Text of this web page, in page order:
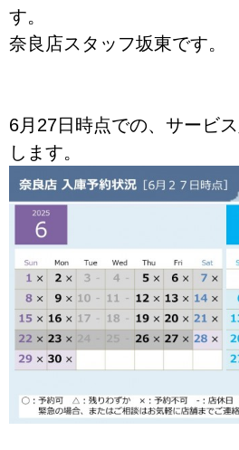
す。
奈良店スタッフ坂東です。
6月27日時点での、サービ
します。